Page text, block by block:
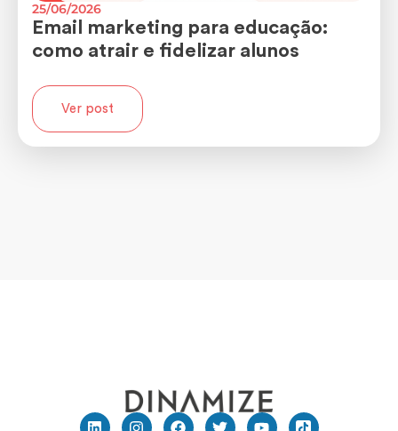
25/06/2026
Email marketing para educação:
como atrair e fidelizar alunos
Ver post